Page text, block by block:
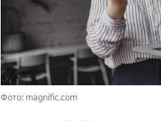
Фото: magnific.com